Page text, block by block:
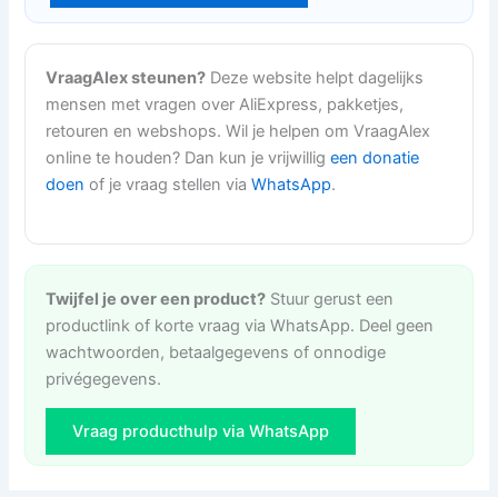
VraagAlex steunen? Deze website helpt dagelijks
mensen met vragen over AliExpress, pakketjes,
retouren en webshops. Wil je helpen om VraagAlex
online te houden? Dan kun je vrijwilligeen donatie
doen of je vraag stellen viaWhatsApp.
Twijfel je over een product? Stuur gerust een
productlink of korte vraag via WhatsApp. Deel geen
wachtwoorden, betaalgegevens of onnodige
privégegevens.
Vraag producthulp via WhatsApp